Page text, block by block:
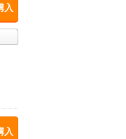
入
入